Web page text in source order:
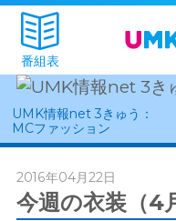
番組表
UMK情報net 3きゅう：
MCファッション
2016年04月22日
今週の衣装（4